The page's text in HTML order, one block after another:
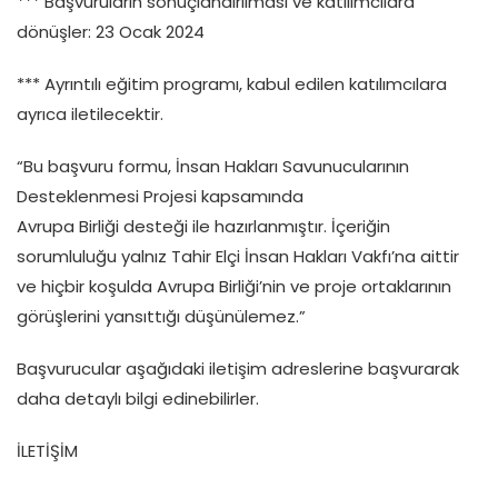
dönüşler: 23 Ocak 2024
*** Ayrıntılı eğitim programı, kabul edilen katılımcılara
ayrıca iletilecektir.
“Bu başvuru formu, İnsan Hakları Savunucularının
Desteklenmesi Projesi kapsamında
Avrupa Birliği desteği ile hazırlanmıştır. İçeriğin
sorumluluğu yalnız Tahir Elçi İnsan Hakları Vakfı’na aittir
ve hiçbir koşulda Avrupa Birliği’nin ve proje ortaklarının
görüşlerini yansıttığı düşünülemez.”
Başvurucular aşağıdaki iletişim adreslerine başvurarak
daha detaylı bilgi edinebilirler.
İLETİŞİM